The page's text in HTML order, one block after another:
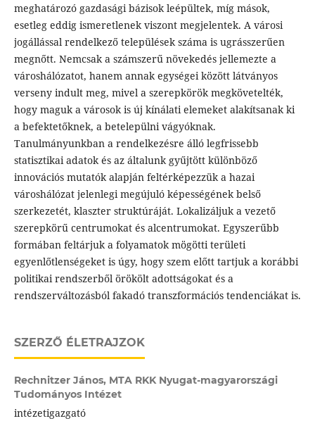
meghatározó gazdasági bázisok leépültek, míg mások,
esetleg eddig ismeretlenek viszont megjelentek. A városi
jogállással rendelkező települések száma is ugrásszerűen
megnőtt. Nemcsak a számszerű növekedés jellemezte a
városhálózatot, hanem annak egységei között látványos
verseny indult meg, mivel a szerepkörök megkövetelték,
hogy maguk a városok is új kínálati elemeket alakítsanak ki
a befektetőknek, a betelepülni vágyóknak.
Tanulmányunkban a rendelkezésre álló legfrissebb
statisztikai adatok és az általunk gyűjtött különböző
innovációs mutatók alapján feltérképezzük a hazai
városhálózat jelenlegi megújuló képességének belső
szerkezetét, klaszter struktúráját. Lokalizáljuk a vezető
szerepkörű centrumokat és alcentrumokat. Egyszerűbb
formában feltárjuk a folyamatok mögötti területi
egyenlőtlenségeket is úgy, hogy szem előtt tartjuk a korábbi
politikai rendszerből örökölt adottságokat és a
rendszerváltozásból fakadó transzformációs tendenciákat is.
SZERZŐ ÉLETRAJZOK
Rechnitzer János, MTA RKK Nyugat-magyarországi
Tudományos Intézet
intézetigazgató